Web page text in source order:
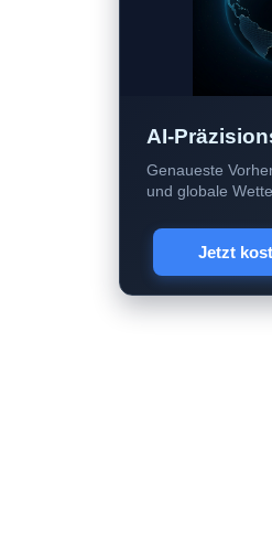
AI-
Genaueste
und globale
Jetzt